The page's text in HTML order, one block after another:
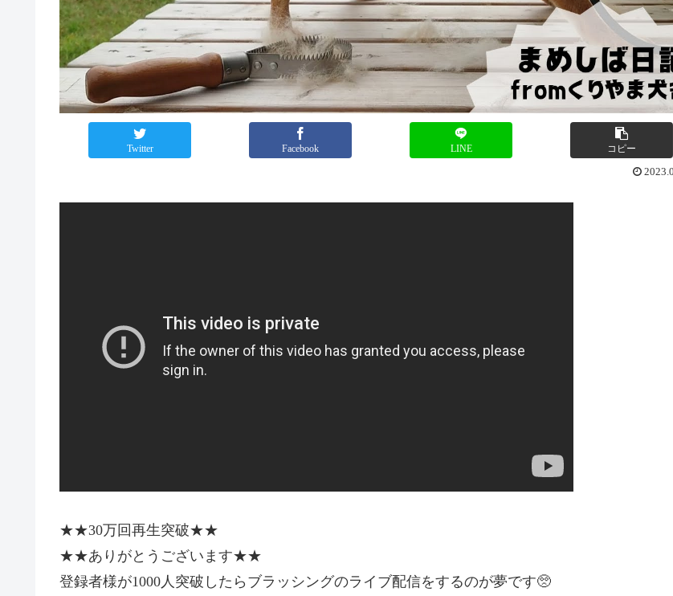
Twitter Facebook LINE コピー
★★30万回再生突破★★
★★ありがとうございます★★
登録者様が1000人突破したらブラッシングのライブ配信をするのが夢です🥺